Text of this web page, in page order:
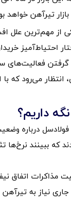
تیرآهن خواهد
از مهم‌ترین
احتیاط‌آمیز
گرفتن فعالیت‌های
انتظار می‌رود
داریم؟
که ببینند
مذاکرات اتفاق
نیاز به تیرآهن